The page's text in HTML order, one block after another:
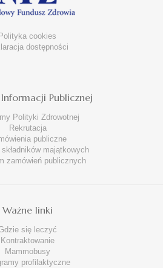
Polityka cookies
dostępności
Publicznej
Polityki Zdrowotnej
Rekrutacja
publiczne
majątkowych
zamówień publicznych
Ważne linki
się leczyć
Kontraktowanie
Mammobusy
profilaktyczne